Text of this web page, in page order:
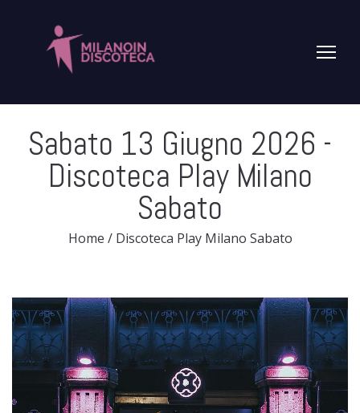
Sabato 13 Giugno 2026 -
Discoteca Play Milano
Sabato
Home /Discoteca Play Milano Sabato